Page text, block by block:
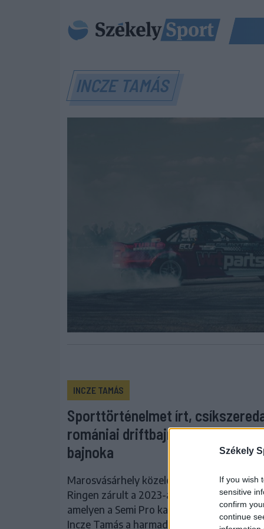
Székely
If you wish
sensitive
confirm
continue
INCZE TAMÁS
INCZE TAMÁS
Sporttörténelmet írt,
romániai driftbajnokság
bajnoka
Marosvásárhely közelében, a Transilvania
Ringen zárult a 2023-as romániai
amelyen a Semi Pro kategóriában a
Incze Tamás a harmadik helyen végzett, és